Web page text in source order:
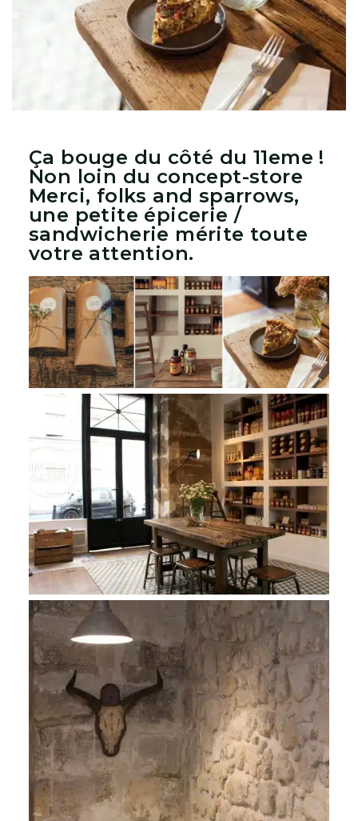
Ça bouge du côté du 11eme !
Non loin du concept-store
Merci, folks and sparrows,
une petite épicerie /
sandwicherie mérite toute
votre attention.